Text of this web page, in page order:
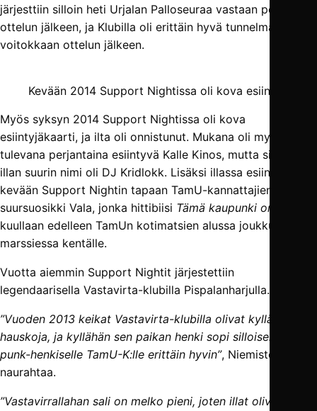
järjesttiin silloin heti Urjalan Palloseuraa vastaan pelatun
ottelun jälkeen, ja Klubilla oli erittäin hyvä tunnelma
voitokkaan ottelun jälkeen.
Kevään 2014 Support Nightissa oli kova
Myös syksyn 2014 Support Nightissa oli kova
esiintyjäkaarti, ja ilta oli onnistunut. Mukana oli myös
tulevana perjantaina esiintyvä Kalle Kinos, mutta silloin
illan suurin nimi oli DJ Kridlokk. Lisäksi illassa esiintyi
kevään Support Nightin tapaan TamU-kannattajien
suursuosikki Vala, jonka hittibiisi Tämä kaupunki on meidän
kuullaan edelleen TamUn kotimatsien alussa joukkueiden
marssiessa kentälle.
Vuotta aiemmin Support Nightit järjestettiin
legendaarisella Vastavirta-klubilla Pispalanharjulla.
”Vuoden 2013 keikat Vastavirta-klubilla olivat kyllä todella
hauskoja, ja kyllähän sen paikan henki sopi silloiselle aika
punk-henkiselle TamU-K:lle erittäin hyvin”, Niemistö
naurahtaa.
”Vastavirrallahan sali on melko pieni, joten illat olivat